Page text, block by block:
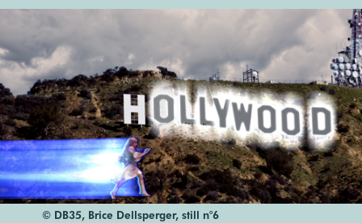
© DB35, Brice Dellsperger, still n°6